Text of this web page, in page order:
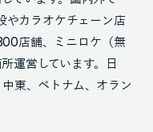
やカラオケチェーン店
店舗、ミニロケ（無
運営しています。日
東、ベトナム、オラン